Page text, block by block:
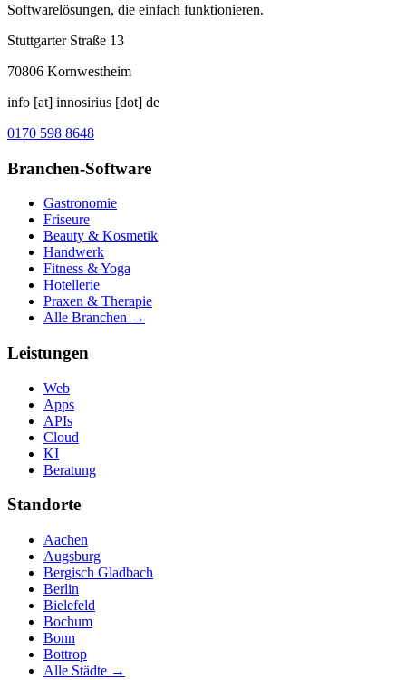
Softwarelösungen, die einfach funktionieren.
Stuttgarter Straße 13
70806 Kornwestheim
info [at] innosirius [dot] de
0170 598 8648
Branchen-Software
Gastronomie
Friseure
Beauty & Kosmetik
Handwerk
Fitness & Yoga
Hotellerie
Praxen & Therapie
Alle Branchen →
Leistungen
Web
Apps
APIs
Cloud
KI
Beratung
Standorte
Aachen
Augsburg
Bergisch Gladbach
Berlin
Bielefeld
Bochum
Bonn
Bottrop
Alle Städte →